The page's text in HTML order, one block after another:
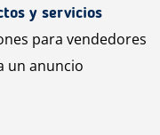
y servicios
para vendedores
un anuncio